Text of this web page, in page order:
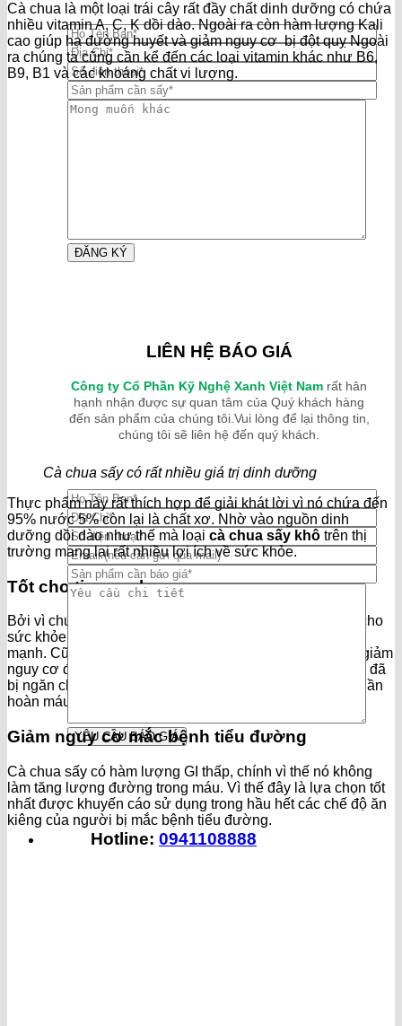
LIÊN HỆ BÁO GIÁ
Công ty Cổ Phần Kỹ Nghệ Xanh Việt Nam rất hân
hạnh nhận được sự quan tâm của Quý khách hàng
đến sản phẩm của chúng tôi.Vui lòng để lại thông tin,
chúng tôi sẽ liên hệ đến quý khách.
Hotline: 0941108888
Cà chua là một loại trái cây rất đầy chất dinh dưỡng có chứa
nhiều vitamin A, C, K dồi dào. Ngoài ra còn hàm lượng Kali
cao giúp hạ đường huyết và giảm nguy cơ bị đột quỵ Ngoài
ra chúng ta cũng cần kể đến các loại vitamin khác như B6,
B9, B1 và các khoáng chất vi lượng.
Cà chua sấy có rất nhiều giá trị dinh dưỡng
Thực phẩm này rất thích hợp để giải khát lời vì nó chứa đến
95% nước 5% còn lại là chất xơ. Nhờ vào nguồn dinh
dưỡng dồi dào như thế mà loại cà chua sấy khô trên thị
trường mang lại rất nhiều lợi ích về sức khỏe.
Tốt cho tim mạch
Bởi vì chứa nhiều chất xơ và Vitamin C, Kali nên rất tốt cho
sức khỏe tim mạch giúp hỗ trợ có được một trái tim khỏe
mạnh. Cũng như đã đề cập thì cà chua rất tốt trong việc giảm
nguy cơ đột quỵ xảy ra khi lượng máu đến một phần của đã
bị ngăn chặn. Đây là một sự lựa chọn tuyệt vời sức hệ tuần
hoàn máu của các bộ phận diễn ra lưu thông.
Giảm nguy cơ mắc bệnh tiểu đường
Cà chua sấy có hàm lượng GI thấp, chính vì thế nó không
làm tăng lượng đường trong máu. Vì thế đây là lựa chọn tốt
nhất được khuyến cáo sử dụng trong hầu hết các chế độ ăn
kiêng của người bị mắc bệnh tiểu đường.